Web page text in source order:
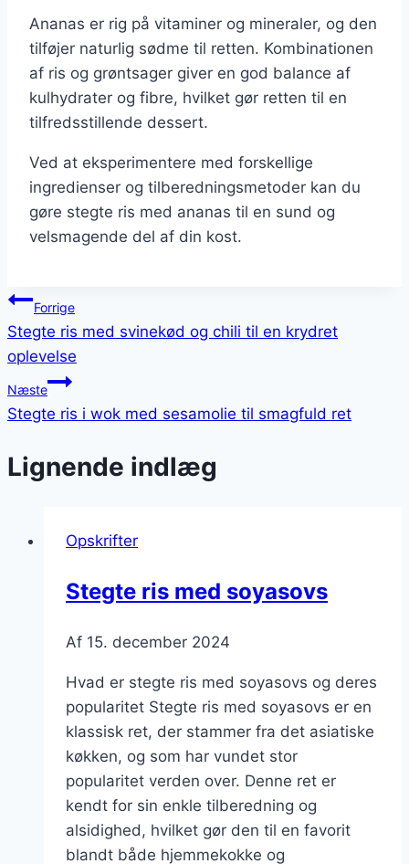
Ananas er rig på vitaminer og mineraler, og den
tilføjer naturlig sødme til retten. Kombinationen
af ris og grøntsager giver en god balance af
kulhydrater og fibre, hvilket gør retten til en
tilfredsstillende dessert.
Ved at eksperimentere med forskellige
ingredienser og tilberedningsmetoder kan du
gøre stegte ris med ananas til en sund og
velsmagende del af din kost.
Indlægsnavigation
Forrige
Stegte ris med svinekød og chili til en krydret
oplevelse
Næste
Stegte ris i wok med sesamolie til smagfuld ret
Lignende indlæg
Opskrifter
Stegte ris med soyasovs
Af 15. december 2024
Hvad er stegte ris med soyasovs og deres
popularitet Stegte ris med soyasovs er en
klassisk ret, der stammer fra det asiatiske
køkken, og som har vundet stor
popularitet verden over. Denne ret er
kendt for sin enkle tilberedning og
alsidighed, hvilket gør den til en favorit
blandt både hjemmekokke og